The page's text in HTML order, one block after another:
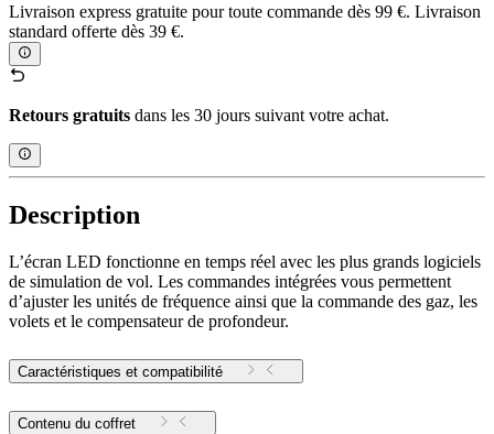
Livraison express gratuite pour toute commande dès 99 €. Livraison
standard offerte dès 39 €.
Retours gratuits dans les 30 jours suivant votre achat.
Description
L’écran LED fonctionne en temps réel avec les plus grands logiciels
de simulation de vol. Les commandes intégrées vous permettent
d’ajuster les unités de fréquence ainsi que la commande des gaz, les
volets et le compensateur de profondeur.
Caractéristiques et compatibilité
Contenu du coffret